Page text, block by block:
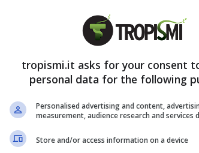
creare la tua ghirlanda
che catturi l’attenzione e dia
da una base semplice ma versatile:
cm . Questa struttura naturale è
creando un equilibrio tra
rami color champagne alle estremità,
tropismi.it asks for your consent
personal data for the following
Personalised advertising and content,
measurement, audience research and services
Store and/or access information on a device